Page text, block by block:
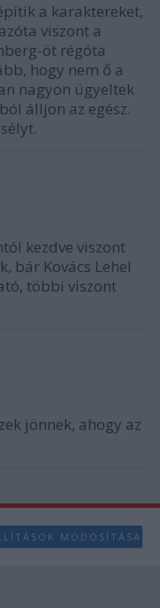
a karaktereket,
viszont a
öt régóta
hogy nem ő a
nagyon ügyeltek
álljon az egész.
kezdve viszont
bár Kovács Lehel
többi viszont
jönnek, ahogy az
MÓDOSÍTÁSA